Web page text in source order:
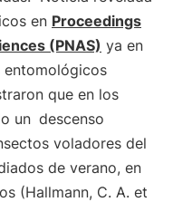
en Proceedings
(PNAS) ya en
entomológicos
que en los
un descenso
voladores del
de verano, en
(Hallmann, C. A. et